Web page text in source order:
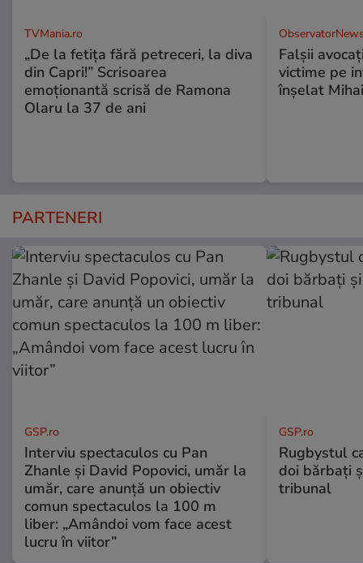
TVMania.ro
„De la fetița fără petreceri, la diva
din Capri!” Scrisoarea
emoționantă scrisă de Ramona
Olaru la 37 de ani
Falşii
victime pe
înşelat
PARTENERI
GSP.ro
Interviu spectaculos cu Pan
Zhanle și David Popovici, umăr la
umăr, care anunță un obiectiv
comun spectaculos la 100 m
liber: „Amândoi vom face acest
lucru în viitor”
GSP.ro
Rugbystul
doi bărbați
tribunal